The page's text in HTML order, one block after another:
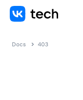
Docs 403